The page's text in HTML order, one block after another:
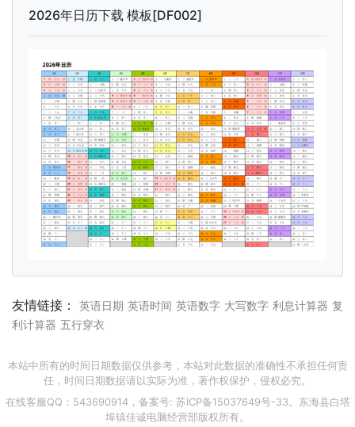
2026年日历下载 模板[DF002]
友情链接： 英语日期 英语时间 英语数字 大写数字 利息计算器 复
利计算器 五行穿衣
本站中所有的时间日期数据仅供参考，本站对此数据的准确性不承担任何责
任，时间日期数据请以实际为准，著作权保护，侵权必究。
在线客服QQ：543690914，备案号: 苏ICP备15037649号-33 。东海县白塔
埠镇佳诚电脑经营部版权所有。